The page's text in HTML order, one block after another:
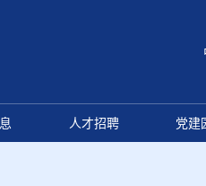
人才招聘 党建